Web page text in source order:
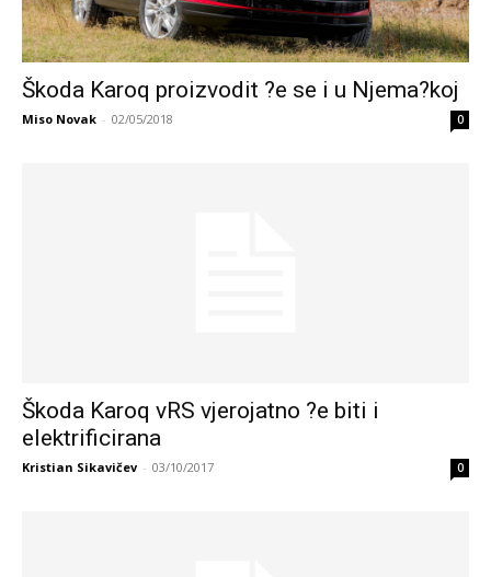
Škoda Karoq proizvodit ?e se i u Njema?koj
Miso Novak - 02/05/2018 0
Škoda Karoq vRS vjerojatno ?e biti i
elektrificirana
Kristian Sikavičev - 03/10/2017 0